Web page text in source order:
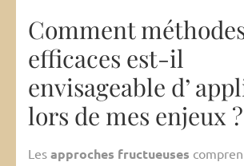
Comment
efficaces est-il
envisageable d’
lors de mes enjeux ?
Les approches fructueuses